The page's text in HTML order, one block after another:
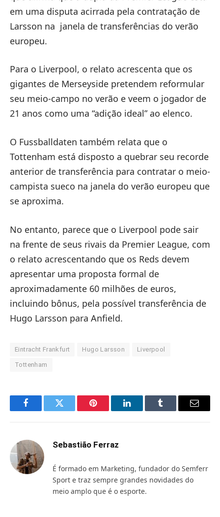
em uma disputa acirrada pela contratação de
Larsson na janela de transferências do verão
europeu.
Para o Liverpool, o relato acrescenta que os
gigantes de Merseyside pretendem reformular
seu meio-campo no verão e veem o jogador de
21 anos como uma “adição ideal” ao elenco.
O Fussballdaten também relata que o
Tottenham está disposto a quebrar seu recorde
anterior de transferência para contratar o meio-
campista sueco na janela do verão europeu que
se aproxima.
No entanto, parece que o Liverpool pode sair
na frente de seus rivais da Premier League, com
o relato acrescentando que os Reds devem
apresentar uma proposta formal de
aproximadamente 60 milhões de euros,
incluindo bônus, pela possível transferência de
Hugo Larsson para Anfield.
Eintracht Frankfurt Hugo Larsson Liverpool
Tottenham
FacebookTwitter Pinterest LinkedInTumblr Email
Sebastião Ferraz
É formado em Marketing, fundador do Semferr
Sport e traz sempre grandes novidades do
meio amplo que é o esporte.